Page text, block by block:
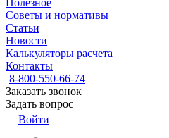
Полезное
Советы и нормативы
Статьи
Новости
Калькуляторы расчета
Контакты
8-800-550-66-74
Заказать звонок
Задать вопрос
Войти